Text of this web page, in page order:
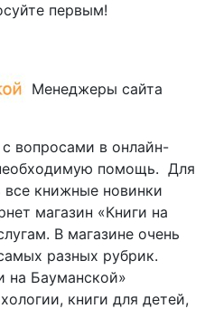
первым!
Менеджеры сайта
вопросами в онлайн-
помощь. Для
все книжные новинки
магазин «Книги на
В магазине очень
разных рубрик.
на Бауманской»
книги для детей,